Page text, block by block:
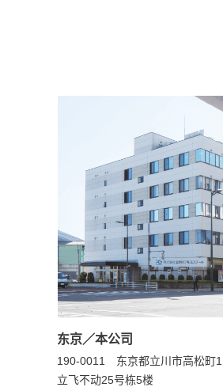
东京／本公司
190-0011 东京都立川市高松町
立飞不动25号栋5楼